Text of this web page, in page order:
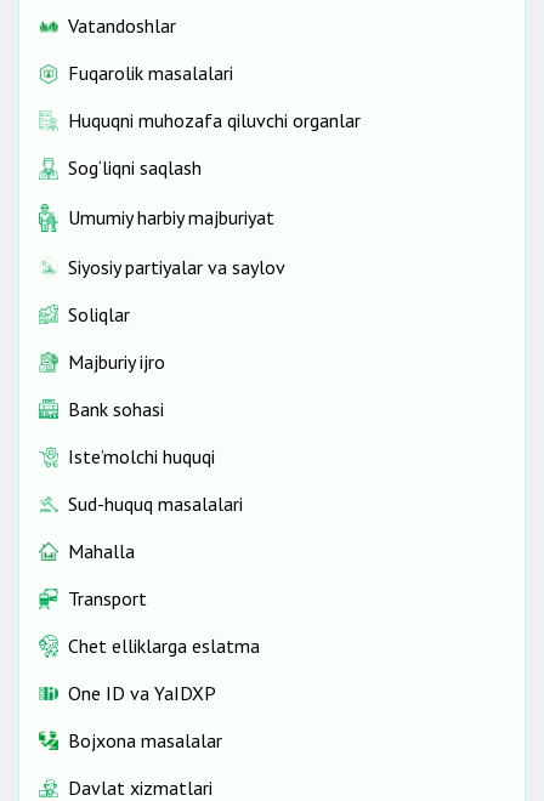
Vatandoshlar
Fuqarolik masalalari
Huquqni muhozafa qiluvchi organlar
Sog‘liqni saqlash
Umumiy harbiy majburiyat
Siyosiy partiyalar va saylov
Soliqlar
Majburiy ijro
Bank sohasi
Iste’molchi huquqi
Sud-huquq masalalari
Mahalla
Transport
Chet elliklarga eslatma
One ID vа YaIDXP
Bojxona masalalar
Davlat xizmatlari